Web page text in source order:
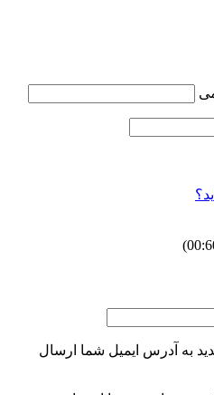
)
به آدرس ایمیل شما ارسال